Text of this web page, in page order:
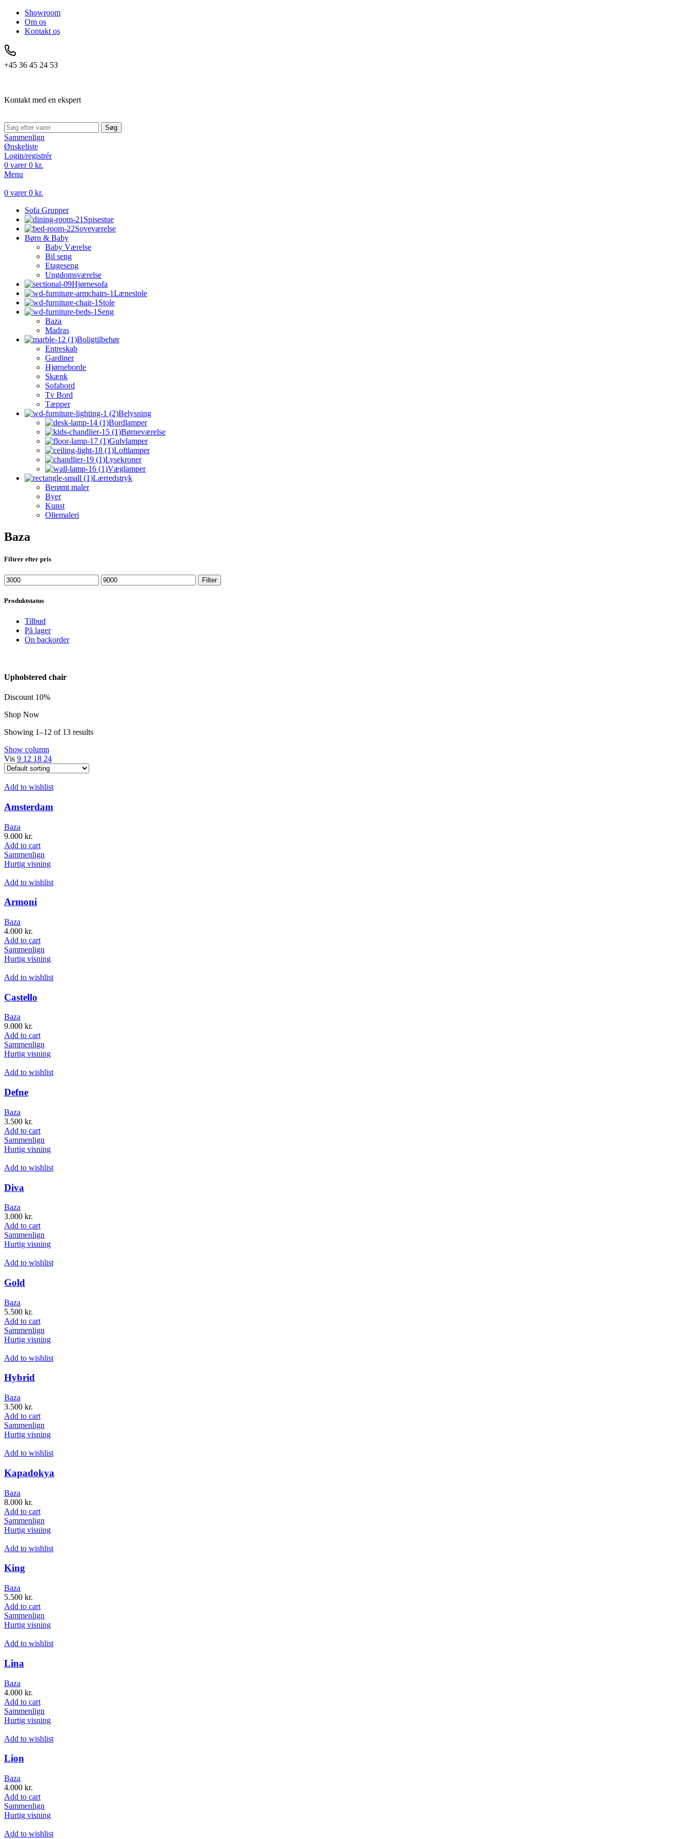
Showroom
Om os
Kontakt os
+45 36 45 24 53
Kontakt med en ekspert
Søg
Sammenlign
Ønskeliste
Login/registrér
0 varer 0 kr.
Menu
0 varer 0 kr.
Sofa Grupper
Spisestue
Soveværelse
Børn & Baby
Baby Værelse
Bil seng
Etageseng
Ungdomsværelse
Hjørnesofa
Lænestole
Stole
Seng
Baza
Madras
Boligtilbehør
Entreskab
Gardiner
Hjørneborde
Skænk
Sofabord
Tv Bord
Tæpper
Belysning
Bordlamper
Børneværelse
Gulvlamper
Loftlamper
Lysekroner
Væglamper
Lærredstryk
Berømt maler
Byer
Kunst
Oliemaleri
Baza
Filtrer efter pris
Min
price
Max
price
Filter
Produktstatus
Tilbud
På lager
On backorder
Upholstered chair
Discount 10%
Shop Now
Showing 1–12 of 13 results
Show column
Vis 9 12 18 24
Add to wishlist
Amsterdam
Baza
9.000 kr.
Add to cart
Sammenlign
Hurtig visning
Add to wishlist
Armoni
Baza
4.000 kr.
Add to cart
Sammenlign
Hurtig visning
Add to wishlist
Castello
Baza
9.000 kr.
Add to cart
Sammenlign
Hurtig visning
Add to wishlist
Defne
Baza
3.500 kr.
Add to cart
Sammenlign
Hurtig visning
Add to wishlist
Diva
Baza
3.000 kr.
Add to cart
Sammenlign
Hurtig visning
Add to wishlist
Gold
Baza
5.500 kr.
Add to cart
Sammenlign
Hurtig visning
Add to wishlist
Hybrid
Baza
3.500 kr.
Add to cart
Sammenlign
Hurtig visning
Add to wishlist
Kapadokya
Baza
8.000 kr.
Add to cart
Sammenlign
Hurtig visning
Add to wishlist
King
Baza
5.500 kr.
Add to cart
Sammenlign
Hurtig visning
Add to wishlist
Lina
Baza
4.000 kr.
Add to cart
Sammenlign
Hurtig visning
Add to wishlist
Lion
Baza
4.000 kr.
Add to cart
Sammenlign
Hurtig visning
Add to wishlist